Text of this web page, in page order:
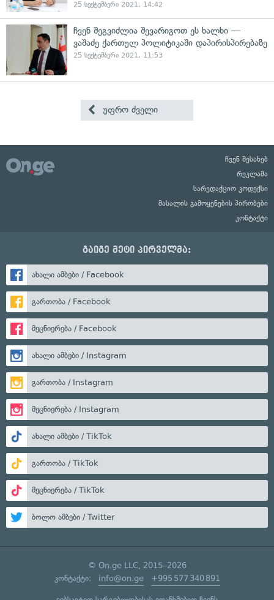
25 სექტემბერი 2021, 14:42
ჩვენ შეგვიძლია შევარიგოთ ეს ხალხი —
ვაშაძე ქართულ პოლიტიკაში დაპირისპირებაზე
25 სექტემბერი 2021, 11:53
უფრო ძველი
ჩვენ შესახებ
რეკლამა
სარედაქციო კოდექსი
მასალის გამოყენების პირობები
კონტაქტი
გაიგე მეტი პირველმა:
ახალი ამბები / Facebook
გართობა / Facebook
მეცნიერება / Facebook
ახალი ამბები / Instagram
გართობა / Instagram
მეცნიერება / Instagram
ახალი ამბები / TikTok
გართობა / TikTok
მეცნიერება / TikTok
ბოლო ამბები / Twitter
© On.ge LLC, 2015–2026
კონტაქტი: info@on.ge +995 577 340 891